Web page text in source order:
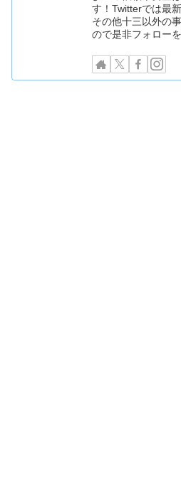
す！Twitterでは最
その他十三以外の
ので是非フォロー